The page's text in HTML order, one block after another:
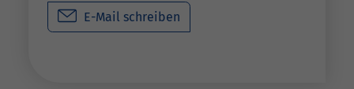
E-Mail schreiben